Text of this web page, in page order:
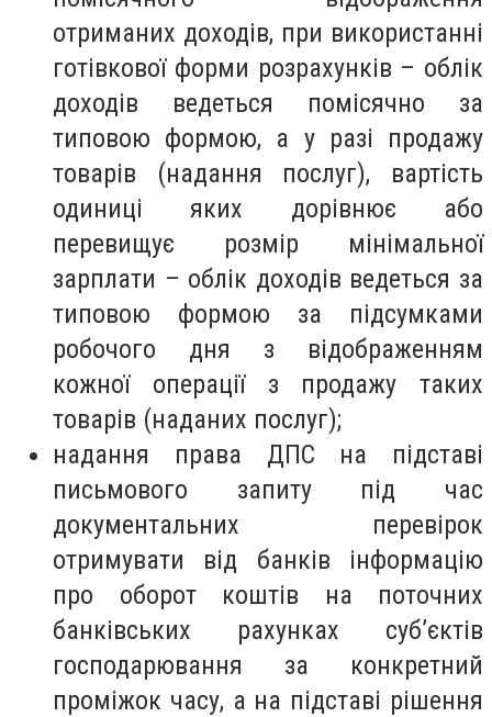
отриманих доходів, при використанні
готівкової форми розрахунків – облік
доходів ведеться помісячно за
типовою формою, а у разі продажу
товарів (надання послуг), вартість
одиниці яких дорівнює або
перевищує розмір мінімальної
зарплати – облік доходів ведеться за
типовою формою за підсумками
робочого дня з відображенням
кожної операції з продажу таких
товарів (наданих послуг);
надання права ДПС на підставі
письмового запиту під час
документальних перевірок
отримувати від банків інформацію
про оборот коштів на поточних
банківських рахунках суб’єктів
господарювання за конкретний
проміжок часу, а на підставі рішення